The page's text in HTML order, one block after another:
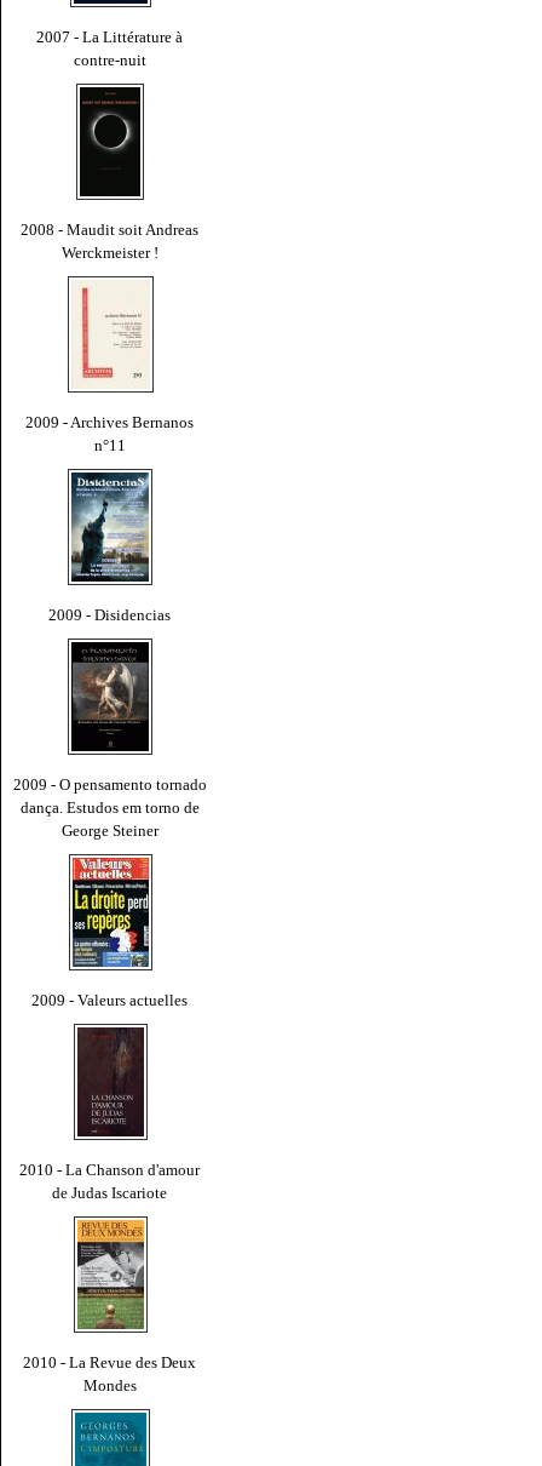
2007 - La Littérature à
contre-nuit
2008 - Maudit soit Andreas
Werckmeister !
2009 - Archives Bernanos
n°11
2009 - Disidencias
2009 - O pensamento tornado
dança. Estudos em torno de
George Steiner
2009 - Valeurs actuelles
2010 - La Chanson d'amour
de Judas Iscariote
2010 - La Revue des Deux
Mondes